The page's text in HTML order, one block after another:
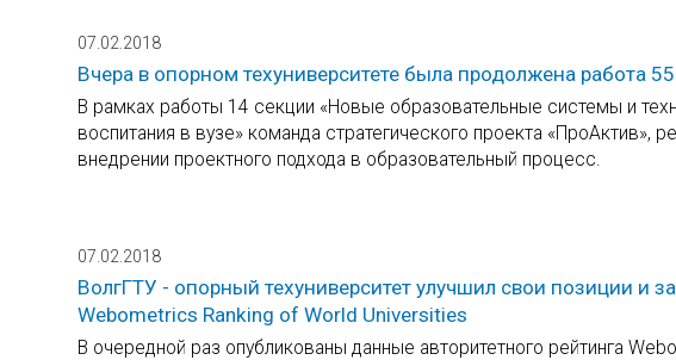
07.02.2018
Вчера в опорном техуниверситете была продолжена работа
В рамках работы 14 секции «Новые образовательные системы и
воспитания в вузе» команда стратегического проекта «ПроАктив»,
внедрении проектного подхода в образовательный процесс.
07.02.2018
ВолгГТУ - опорный техуниверситет улучшил свои позиции и
Webometrics Ranking of World Universities
В очередной раз опубликованы данные авторитетного рейтинга